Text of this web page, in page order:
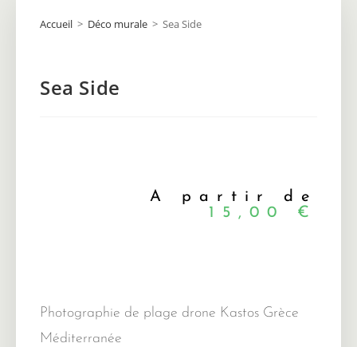
Accueil > Déco murale > Sea Side
Sea Side
A partir de
15,00 €
Photographie de plage drone Kastos Grèce
Méditerranée